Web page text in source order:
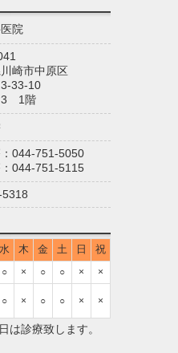
院
崎市中原区
33-10
3 1階
044-751-5050
044-751-5115
水 木 金 土 日
祝
○ × ○ ○ × ×
○ × ○ ○ × ×
は診療致します。